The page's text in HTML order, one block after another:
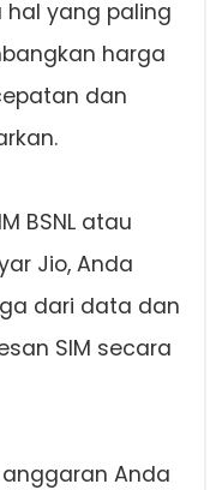
yang paling
harga
dan
BSNL atau
Jio, Anda
dari data dan
SIM secara
Anda